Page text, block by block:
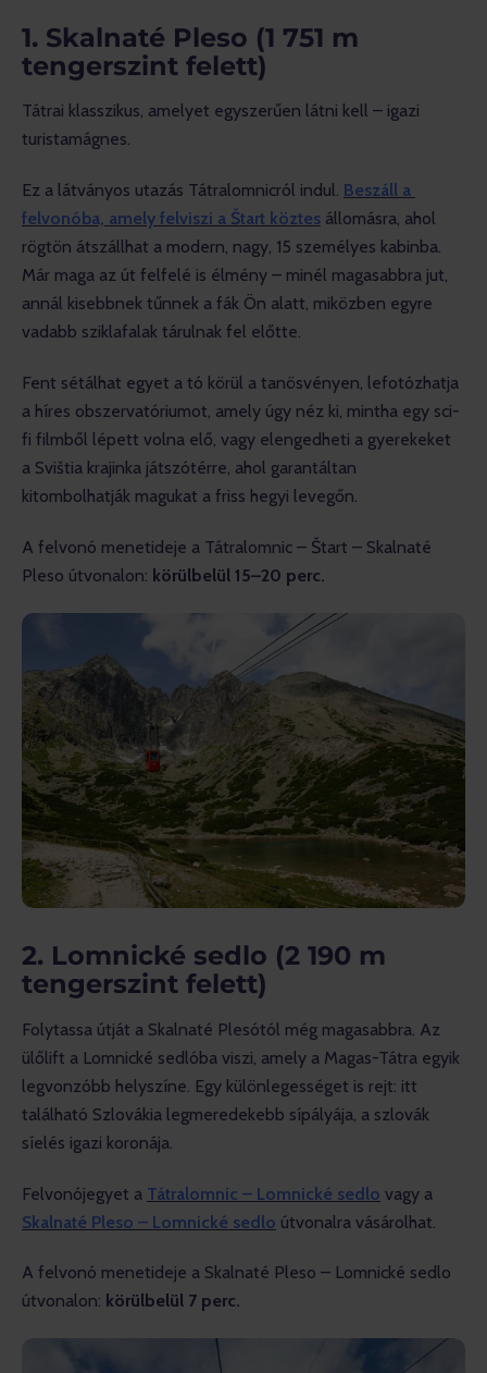
1. Skalnaté Pleso (1 751 m
tengerszint felett)
Tátrai klasszikus, amelyet egyszerűen látni kell – igazi
turistamágnes.
Ez a látványos utazás Tátralomnicról indul. Beszáll a
felvonóba, amely felviszi a Štart köztes állomásra, ahol
rögtön átszállhat a modern, nagy, 15 személyes kabinba.
Már maga az út felfelé is élmény – minél magasabbra jut,
annál kisebbnek tűnnek a fák Ön alatt, miközben egyre
vadabb sziklafalak tárulnak fel előtte.
Fent sétálhat egyet a tó körül a tanösvényen, lefotózhatja
a híres obszervatóriumot, amely úgy néz ki, mintha egy sci-
fi filmből lépett volna elő, vagy elengedheti a gyerekeket
a Svištia krajinka játszótérre, ahol garantáltan
kitombolhatják magukat a friss hegyi levegőn.
A felvonó menetideje a Tátralomnic – Štart – Skalnaté
Pleso útvonalon: körülbelül 15–20 perc.
2. Lomnické sedlo (2 190 m
tengerszint felett)
Folytassa útját a Skalnaté Plesótól még magasabbra. Az
ülőlift a Lomnické sedlóba viszi, amely a Magas-Tátra egyik
legvonzóbb helyszíne. Egy különlegességet is rejt: itt
található Szlovákia legmeredekebb sípályája, a szlovák
síelés igazi koronája.
Felvonójegyet a Tátralomnic – Lomnické sedlo vagy a
Skalnaté Pleso – Lomnické sedlo útvonalra vásárolhat.
A felvonó menetideje a Skalnaté Pleso – Lomnické sedlo
útvonalon: körülbelül 7 perc.